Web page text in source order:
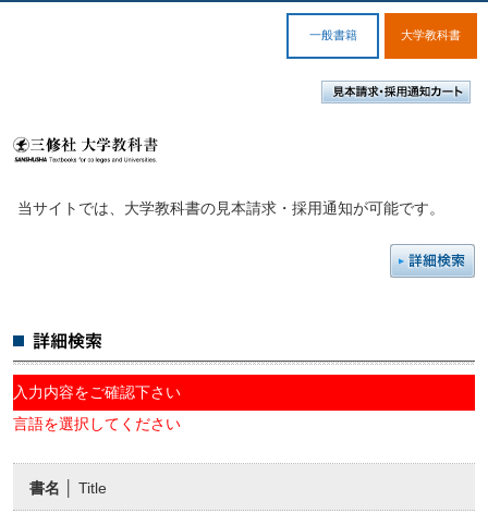
一般書籍 大学教科書
当サイトでは、大学教科書の見本請求・採用通知が可能です。
入力内容をご確認下さい
言語を選択してください
書名 │ Title